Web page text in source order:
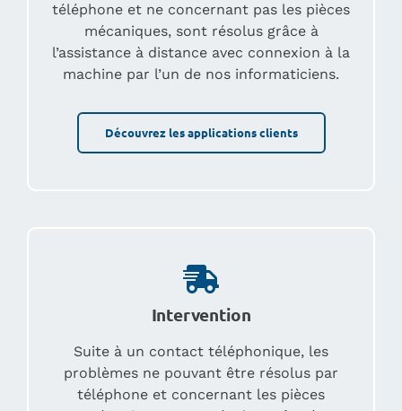
téléphone et ne concernant pas les pièces
mécaniques, sont résolus grâce à
l’assistance à distance avec connexion à la
machine par l’un de nos informaticiens.
Découvrez les applications clients
Intervention
Suite à un contact téléphonique, les
problèmes ne pouvant être résolus par
téléphone et concernant les pièces